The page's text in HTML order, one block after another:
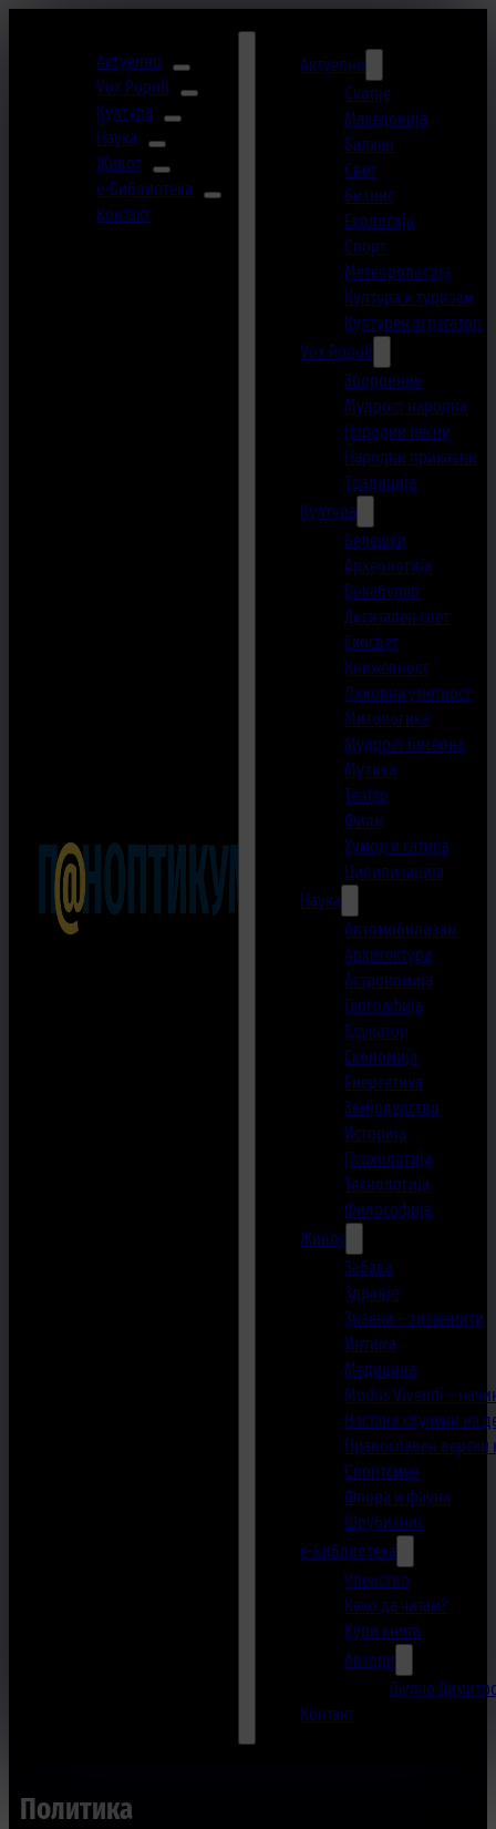
Актуелно
Vox Populi
Култура
Наука
Живот
е-Библиотека
Контакт
Актуелно
Скопје
Македонија
Балкан
Свет
Бизнис
Екологија
Спорт
Метеорологија
Култура и туризам
Културен агрегатор
Vox Populi
Зборовник
Мудрост народна
Народни песни
Народни приказни
Традиција
Култура
Белешки
Археологија
Вокабулар
Дигитален свет
Екосвет
Книжевност
Ликовна уметност
Митологика
Мудрост бисерна
Музика
Театар
Филм
Хумор и сатира
Цивилизација
Наука
Автомобилизам
Архитектура
Астрономија
Географија
Едукатор
Економија
Енергетика
Земјоделство
Историја
Психологија
Технологија
Философија
Живот
Забава
Здравје
Знаени – знаменити
Интима
Медицина
Modus Vivendi –
Настани случени на
Православен верски
Спортсмен
Флора и фауна
Шоубизнис
е-Библиотека
Членство
Како да читам?
Купи книга
Автори
Љупчо
Контакт
Политика